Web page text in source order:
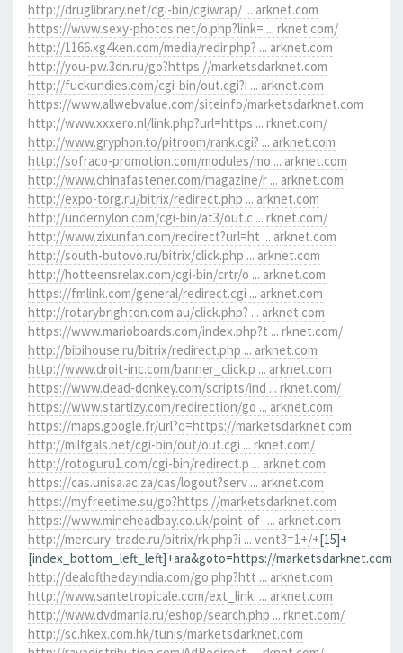
http://druglibrary.net/cgi-bin/cgiwrap/ ... arknet.com
https://www.sexy-photos.net/o.php?link= ... rknet.com/
http://1166.xg4ken.com/media/redir.php? ... arknet.com
http://you-pw.3dn.ru/go?https://marketsdarknet.com
http://fuckundies.com/cgi-bin/out.cgi?i ... arknet.com
https://www.allwebvalue.com/siteinfo/marketsdarknet.com
http://www.xxxero.nl/link.php?url=https ... rknet.com/
http://www.gryphon.to/pitroom/rank.cgi? ... arknet.com
http://sofraco-promotion.com/modules/mo ... arknet.com
http://www.chinafastener.com/magazine/r ... arknet.com
http://expo-torg.ru/bitrix/redirect.php ... arknet.com
http://undernylon.com/cgi-bin/at3/out.c ... rknet.com/
http://www.zixunfan.com/redirect?url=ht ... arknet.com
http://south-butovo.ru/bitrix/click.php ... arknet.com
http://hotteensrelax.com/cgi-bin/crtr/o ... arknet.com
https://fmlink.com/general/redirect.cgi ... arknet.com
http://rotarybrighton.com.au/click.php? ... arknet.com
https://www.marioboards.com/index.php?t ... rknet.com/
http://bibihouse.ru/bitrix/redirect.php ... arknet.com
http://www.droit-inc.com/banner_click.p ... arknet.com
https://www.dead-donkey.com/scripts/ind ... rknet.com/
https://www.startizy.com/redirection/go ... arknet.com
https://maps.google.fr/url?q=https://marketsdarknet.com
http://milfgals.net/cgi-bin/out/out.cgi ... rknet.com/
http://rotoguru1.com/cgi-bin/redirect.p ... arknet.com
https://cas.unisa.ac.za/cas/logout?serv ... arknet.com
https://myfreetime.su/go?https://marketsdarknet.com
https://www.mineheadbay.co.uk/point-of- ... arknet.com
http://mercury-trade.ru/bitrix/rk.php?i ... vent3=1+/+[15]+
[index_bottom_left_left]+ara&goto=https://marketsdarknet.com
http://dealofthedayindia.com/go.php?htt ... arknet.com
http://www.santetropicale.com/ext_link. ... arknet.com
http://www.dvdmania.ru/eshop/search.php ... rknet.com/
http://sc.hkex.com.hk/tunis/marketsdarknet.com